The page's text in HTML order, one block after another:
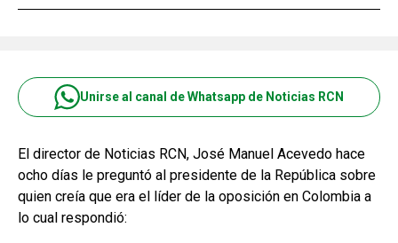
Unirse al canal de Whatsapp de Noticias RCN
El director de Noticias RCN, José Manuel Acevedo hace
ocho días le preguntó al presidente de la República sobre
quien creía que era el líder de la oposición en Colombia a
lo cual respondió: